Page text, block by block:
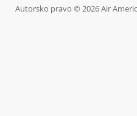
Autorsko pravo © 2026 Air